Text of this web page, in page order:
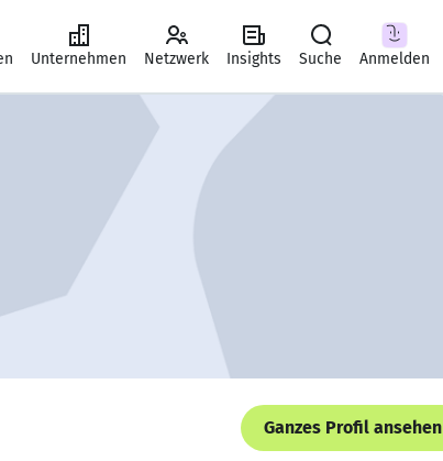
Unternehmen Netzwerk Insights Suche Anmelden
Ganzes Profil ansehen